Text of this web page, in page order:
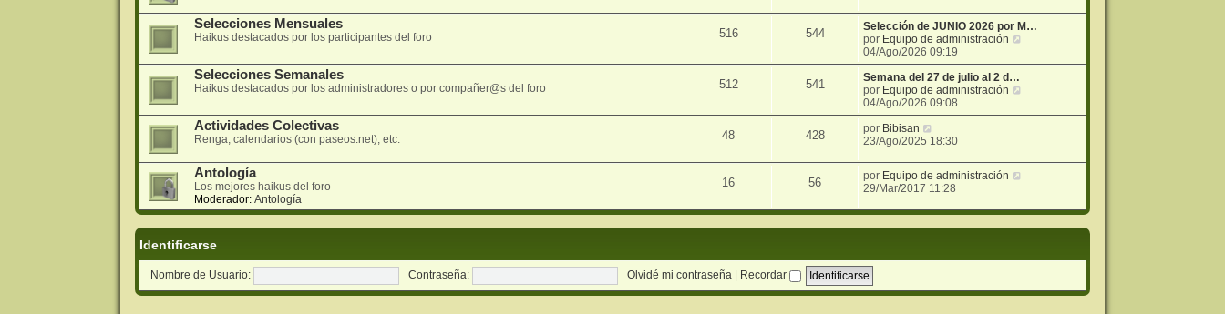
j
e
e
n
s
a
j
e
i
m
e
j
ú
l
t
i
m
o
m
e
n
a
Selecciones Mensuales
Haikus destacados por los participantes del foro 516 544
Selección de JUNIO 2026 por M…
por Equipo de administración
r
i
e
j
e
04/Ago/2026 09:19
Selecciones Semanales
Haikus destacados por los administradores o por compañer@s del foro 512 541
Semana del 27 de julio al 2 d…
por Equipo de administración
r
i
e
n
04/Ago/2026 09:08
Actividades Colectivas
Renga, calendarios (con paseos.net), etc. 48 428 por Bibisan
e
ú
t
m
o
a
23/Ago/2025 18:30
Antología
Los mejores haikus del foro
Moderador: Antología
16 56 por Equipo de administración
ú
l
m
m
29/Mar/2017 11:28
Identificarse
Nombre de Usuario: Contraseña: Olvidé mi contraseña Recordar